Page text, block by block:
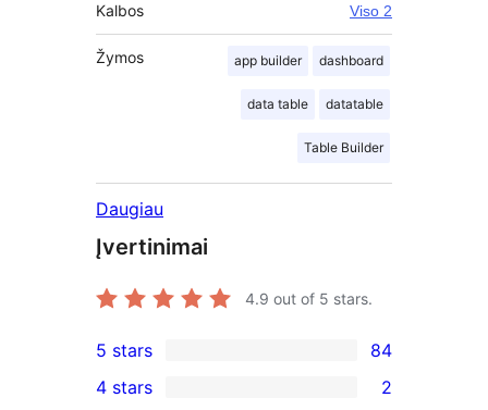
Kalbos Viso 2
Žymos app builder dashboard
data table datatable
Table Builder
Daugiau
Įvertinimai
4.9 out of 5 stars.
84
5-
5 stars 84
4 stars 2